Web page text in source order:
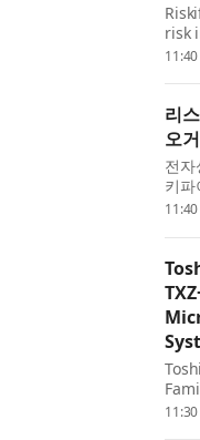
risk
11:40
리
오
전
키파
마
11:40
11:30